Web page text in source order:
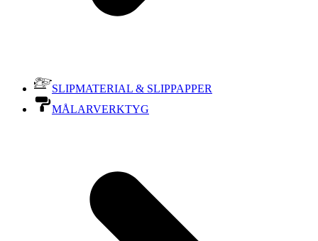
SLIPMATERIAL & SLIPPAPPER
MÅLARVERKTYG